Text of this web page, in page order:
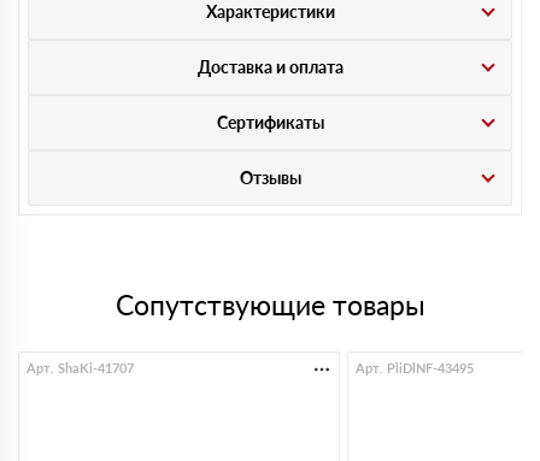
Характеристики
Доставка и оплата
Сертификаты
Отзывы
Сопутствующие товары
Арт. ShaKi-41707 Арт. PliDlNF-43495